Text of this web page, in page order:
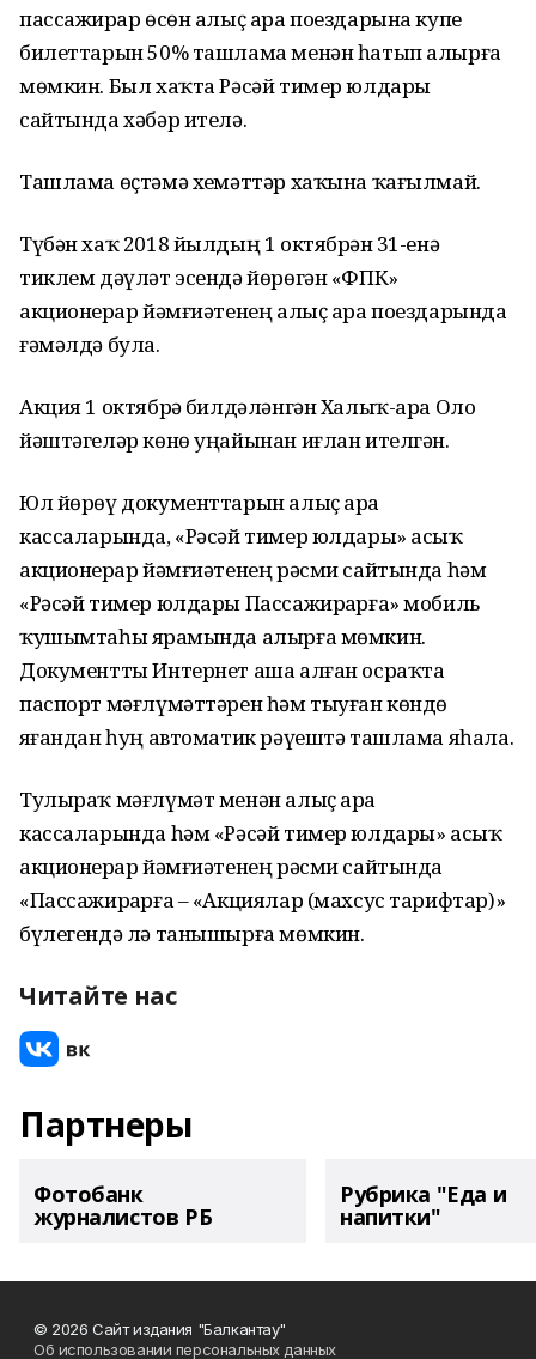
пассажирҙар өсөн алыҫ ара поездарына купе
билеттарын 50% ташлама менән һатып алырға
мөмкин. Был хаҡта Рәсәй тимер юлдары
сайтында хәбәр ителә.
Ташлама өҫтәмә хеҙмәттәр хаҡына ҡағылмай.
Түбән хаҡ 2018 йылдың 1 октябрҙән 31-енә
тиклем дәүләт эсендә йөрөгән «ФПК»
акционерҙар йәмғиәтенең алыҫ ара поездарында
ғәмәлдә була.
Акция 1 октябрҙә билдәләнгән Халыҡ-ара Оло
йәштәгеләр көнө уңайынан иғлан ителгән.
Юл йөрөү документтарын алыҫ ара
кассаларында, «Рәсәй тимер юлдары» асыҡ
акционерҙар йәмғиәтенең рәсми сайтында һәм
«Рәсәй тимер юлдары Пассажирҙарға» мобиль
ҡушымтаһы ярҙамында алырға мөмкин.
Документты Интернет аша алған осраҡта
паспорт мәғлүмәттәрен һәм тыуған көндө
яҙғандан һуң автоматик рәүештә ташлама яһала.
Тулыраҡ мәғлүмәт менән алыҫ ара
кассаларында һәм «Рәсәй тимер юлдары» асыҡ
акционерҙар йәмғиәтенең рәсми сайтында
«Пассажирҙарға – «Акциялар (махсус тарифтар)»
бүлегендә лә танышырға мөмкин.
Читайте нас
Партнеры
Фотобанк
журналистов РБ
Рубрика "Еда и
напитки"
© 2026 Сайт издания "Балкантау"
Об использовании персональных данных